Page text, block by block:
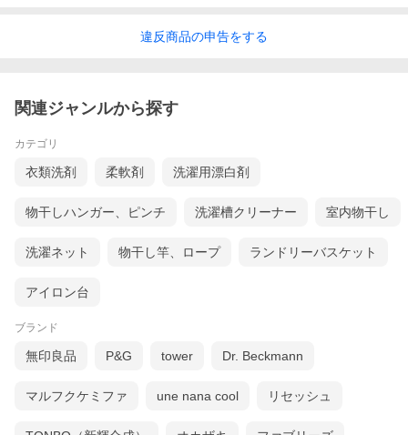
違反商品の申告をする
関連ジャンルから探す
カテゴリ
衣類洗剤 柔軟剤 洗濯用漂白剤
物干しハンガー、ピンチ 洗濯槽クリーナー 室内物干し
洗濯ネット 物干し竿、ロープ ランドリーバスケット
アイロン台
ブランド
無印良品 P&G tower Dr. Beckmann
マルフクケミファ une nana cool リセッシュ